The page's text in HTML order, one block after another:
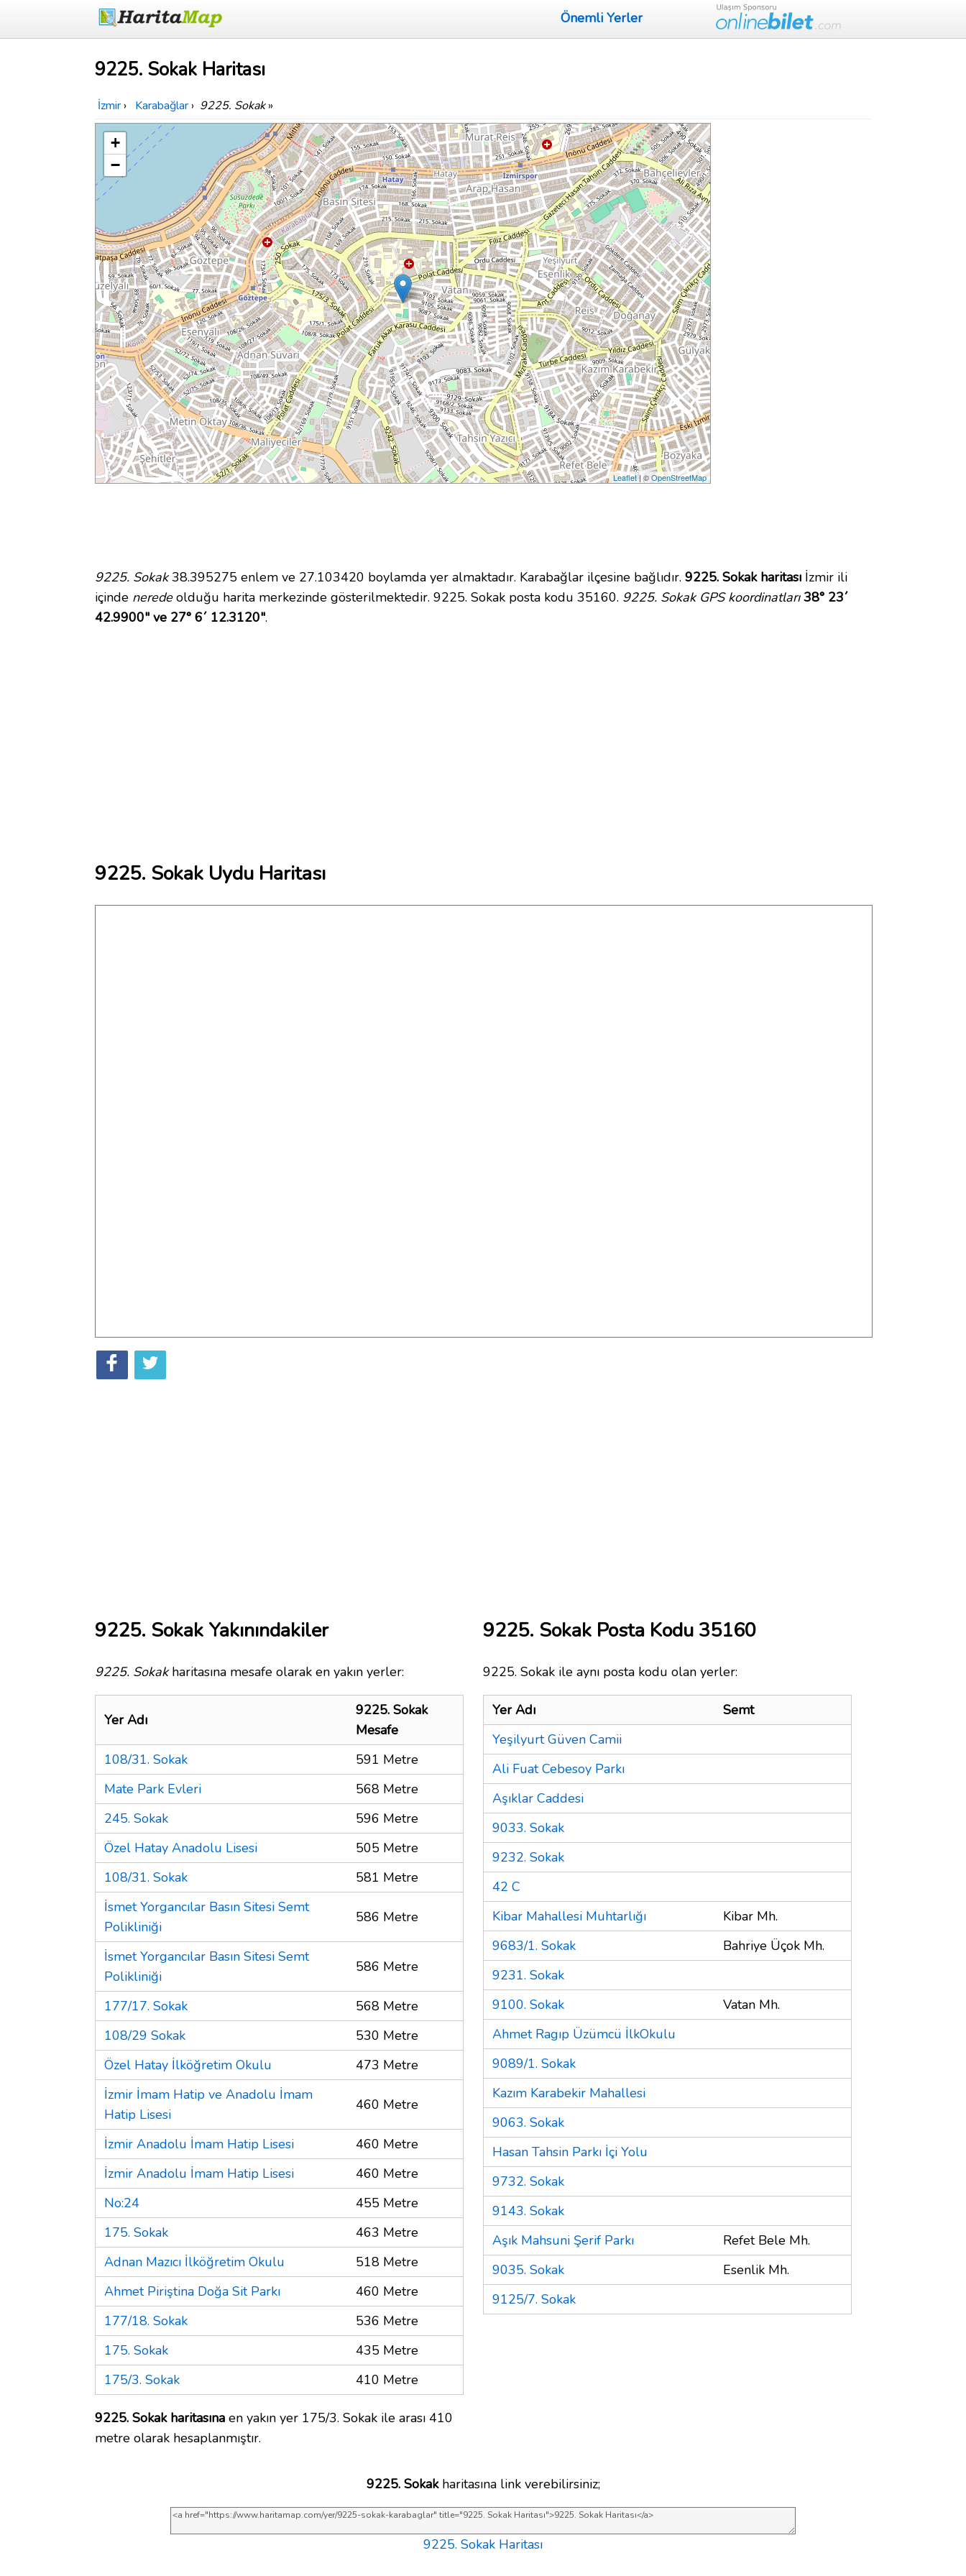
Önemli Yerler
9225. Sokak Haritası
İzmir › Karabağlar › 9225. Sokak»
+
−
Leaflet| ©OpenStreetMap
9225. Sokak38.395275 enlem ve 27.103420 boylamda yer almaktadır. Karabağlar ilçesine bağlıdır. 9225. Sokak haritası İzmir ili
içinde neredeolduğu harita merkezinde gösterilmektedir. 9225. Sokak posta kodu 35160. 9225. Sokak GPS koordinatları 38° 23´
42.9900" ve 27° 6´ 12.3120".
9225. Sokak Uydu Haritası
9225. Sokak Yakınındakiler
9225. Sokakharitasına mesafe olarak en yakın yerler:
Yer Adı
9225. Sokak
Mesafe
108/31. Sokak
591 Metre
Mate Park Evleri
568 Metre
245. Sokak
596 Metre
Özel Hatay Anadolu Lisesi
505 Metre
108/31. Sokak
581 Metre
İsmet Yorgancılar Basın Sitesi Semt
Polikliniği
586 Metre
İsmet Yorgancılar Basın Sitesi Semt
Polikliniği
586 Metre
177/17. Sokak
568 Metre
108/29 Sokak
530 Metre
Özel Hatay İlköğretim Okulu
473 Metre
İzmir İmam Hatip ve Anadolu İmam
Hatip Lisesi
460 Metre
İzmir Anadolu İmam Hatip Lisesi
460 Metre
İzmir Anadolu İmam Hatip Lisesi
460 Metre
No:24
455 Metre
175. Sokak
463 Metre
Adnan Mazıcı İlköğretim Okulu
518 Metre
Ahmet Piriştina Doğa Sit Parkı
460 Metre
177/18. Sokak
536 Metre
175. Sokak
435 Metre
175/3. Sokak
410 Metre
9225. Sokak haritasına en yakın yer 175/3. Sokak ile arası 410
metre olarak hesaplanmıştır.
9225. Sokak Posta Kodu 35160
9225. Sokak ile aynı posta kodu olan yerler:
Yer Adı
Semt
Yeşilyurt Güven Camii
Ali Fuat Cebesoy Parkı
Aşıklar Caddesi
9033. Sokak
9232. Sokak
42 C
Kibar Mahallesi Muhtarlığı
Kibar Mh.
9683/1. Sokak
Bahriye Üçok Mh.
9231. Sokak
9100. Sokak
Vatan Mh.
Ahmet Ragıp Üzümcü İlkOkulu
9089/1. Sokak
Kazım Karabekir Mahallesi
9063. Sokak
Hasan Tahsin Parkı İçi Yolu
9732. Sokak
9143. Sokak
Aşık Mahsuni Şerif Parkı
Refet Bele Mh.
9035. Sokak
Esenlik Mh.
9125/7. Sokak
9225. Sokakharitasına link verebilirsiniz;
9225. Sokak Haritası